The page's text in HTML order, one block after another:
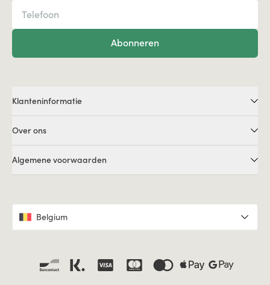
Abonneren
Klanteninformatie
Over ons
Algemene voorwaarden
Belgium